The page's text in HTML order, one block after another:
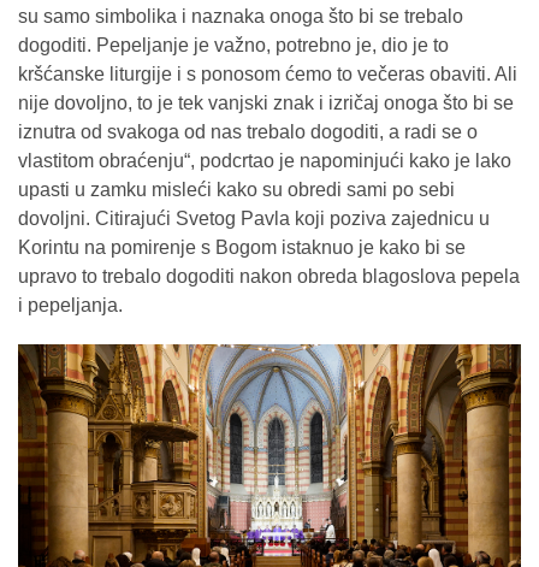
su samo simbolika i naznaka onoga što bi se trebalo
dogoditi. Pepeljanje je važno, potrebno je, dio je to
kršćanske liturgije i s ponosom ćemo to večeras obaviti. Ali
nije dovoljno, to je tek vanjski znak i izričaj onoga što bi se
iznutra od svakoga od nas trebalo dogoditi, a radi se o
vlastitom obraćenju“, podcrtao je napominjući kako je lako
upasti u zamku misleći kako su obredi sami po sebi
dovoljni. Citirajući Svetog Pavla koji poziva zajednicu u
Korintu na pomirenje s Bogom istaknuo je kako bi se
upravo to trebalo dogoditi nakon obreda blagoslova pepela
i pepeljanja.